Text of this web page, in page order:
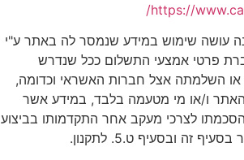
https://
עושה שימוש במידע שנמסר לה באתר ע"י
פרטי אמצעי התשלום ככל שנדרש
או השלמתה אצל חברות האשראי וכדומה,
ו/או מי מטעמה בלבד, במידע אשר
לצרכי מעקב אחר התקדמותו בביצוע
זה ובסעיף ט.5. לתקנון.